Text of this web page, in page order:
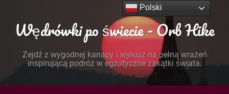
Wędrówki po świecie - Orb Hike
Zejdź z wygodnej kanapy i wyrusz na pełną wrażeń
inspirującą podróż w egzotyczne zakątki świata.
Polski